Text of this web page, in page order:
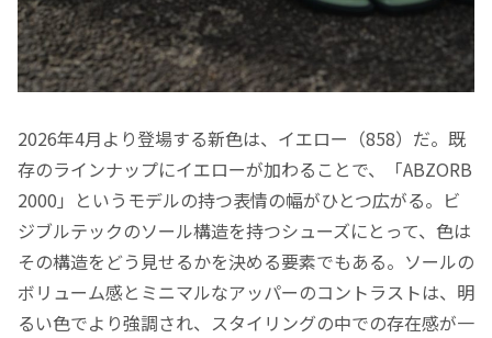
2026年4月より登場する新色は、イエロー（858）だ。既
存のラインナップにイエローが加わることで、「ABZORB
2000」というモデルの持つ表情の幅がひとつ広がる。ビ
ジブルテックのソール構造を持つシューズにとって、色は
その構造をどう見せるかを決める要素でもある。ソールの
ボリューム感とミニマルなアッパーのコントラストは、明
るい色でより強調され、スタイリングの中での存在感が一